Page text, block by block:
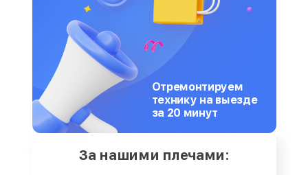
Отремонтируем
технику на выезде
за 20 минут
За нашими плечами: